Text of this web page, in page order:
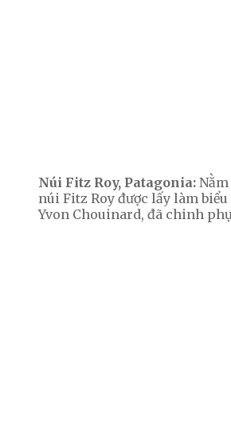
Núi Fitz Roy, Patagonia:
núi Fitz Roy được lấy làm
Yvon Chouinard, đã chinh